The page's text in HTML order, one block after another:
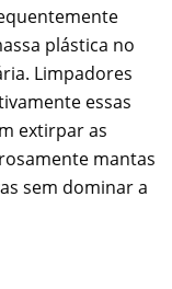
plástica no
Limpadores
essas
extirpar as
mantas
sem dominar a